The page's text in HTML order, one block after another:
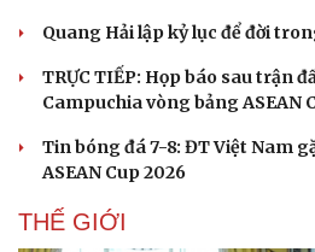
Quang Hải lập kỷ lục để đời
TRỰC TIẾP: Họp báo sau trận
Campuchia vòng bảng ASEAN
Tin bóng đá 7-8: ĐT Việt Nam
ASEAN Cup 2026
THẾ GIỚI